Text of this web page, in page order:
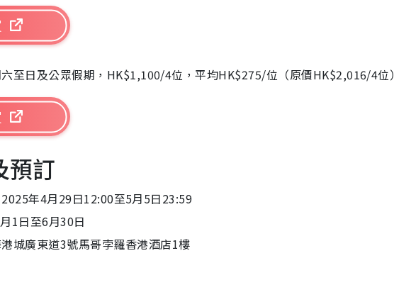
至日及公眾假期，HK$1,100/4位，平均HK$275/位（原價HK$2,016/4位）
預訂
2025年4月29日12:00至5月5日23:59
1日至6月30日
城廣東道3號馬哥孛羅香港酒店1樓